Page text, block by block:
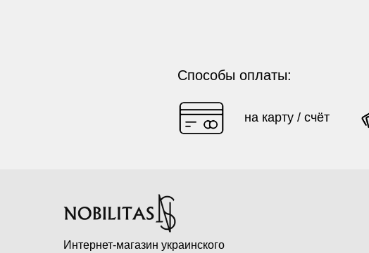
Способы оплаты:
на карту / счёт
Интернет-магазин украинского